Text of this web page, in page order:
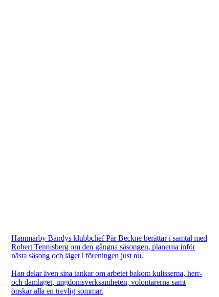
Hammarby Bandys klubbchef Pär Beckne berättar i samtal med
Robert Tennisberg om den gångna säsongen, planerna inför
nästa säsong och läget i föreningen just nu.
Han delar även sina tankar om arbetet bakom kulisserna, herr-
och damlaget, ungdomsverksamheten, volontärerna samt
önskar alla en trevlig sommar.